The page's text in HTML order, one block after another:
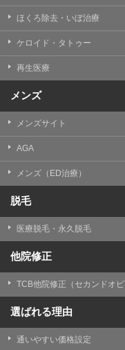
【基本理念】に規定
③共同利用する者の利
【利用目的】の達成の
【外部委託について】
TCBグループは、【
おいて、取得情報の
務委託先に委託する
いを委託する場合、
正に管理されるよう
【第三者提供について
TCBグループは、個
められる場合を除き
委託先以外の第三者
ん。
TCBグループは、本
について、これを適
問合せ先：個人情報
ほくろ除去・いぼ治療
ケロイド・タトゥー
再生医療
メンズ
メンズサイト
AGA
メンズ（ED治療）
脱毛
医療脱毛・永久脱毛
他院修正
TCB他院修正（セカンドオピ
選ばれる理由
通いやすい価格設定